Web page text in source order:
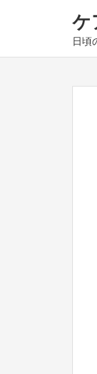
ビ
ゲ
シ
ン
テ
ツ
ケ
日頃